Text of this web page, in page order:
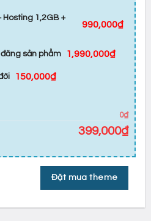
Hosting 1,2GB +
990,000₫
sản phẩm 1,990,000₫
150,000₫
0₫
399,000₫
Đặt mua theme